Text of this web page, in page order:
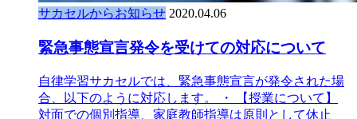
サカセルからお知らせ 2020.04.06
緊急事態宣言発令を受けての対応について
自律学習サカセルでは、緊急事態宣言が発令された場
合、以下のように対応します。 ・ 【授業について】
対面での個別指導、家庭教師指導は原則として休止